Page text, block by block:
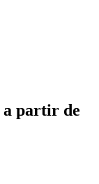
a partir de